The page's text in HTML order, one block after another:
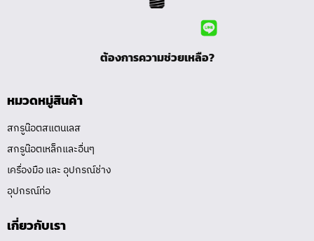
ต้องการความช่วยเหลือ?
หมวดหมู่สินค้า
สกรูน๊อตสแตนเลส
สกรูน๊อตเหล็กและอื่นๆ
เครื่องมือ และ อุปกรณ์ช่าง
อุปกรณ์ท่อ
เกี่ยวกับเรา